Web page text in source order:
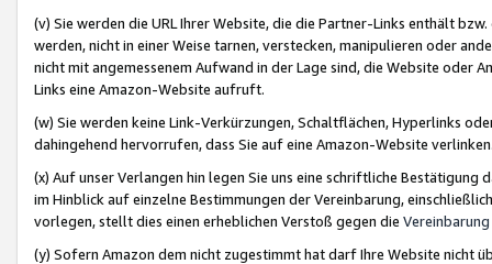
(v) Sie werden die URL Ihrer Website, die die Partner-Links enthält
werden, nicht in einer Weise tarnen, verstecken, manipulieren oder
nicht mit angemessenem Aufwand in der Lage sind, die Website oder
Links eine Amazon-Website aufruft.
(w) Sie werden keine Link-Verkürzungen, Schaltflächen, Hyperlinks
dahingehend hervorrufen, dass Sie auf eine Amazon-Website
(x) Auf unser Verlangen hin legen Sie uns eine schriftliche
im Hinblick auf einzelne Bestimmungen der Vereinbarung,
vorlegen, stellt dies einen erheblichen Verstoß gegen die Vereinbarung
(y) Sofern Amazon dem nicht zugestimmt hat darf Ihre Website nicht